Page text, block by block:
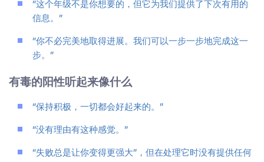
“这个年级不是你想要的，但它为我们提供了下次有用的
信息。”
“你不必完美地取得进展。我们可以一步一步地完成这一
步。”
有毒的阳性听起来像什么
“保持积极，一切都会好起来的。”
“没有理由有这种感觉。”
“失败总是让你变得更强大”，但在处理它时没有提供任何